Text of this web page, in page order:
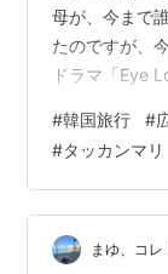
母が、今まで
たのですが、
ドラマ「Eye
『Instagram』
(?)アカウント
全てチェック
ラマを制覇す
ァンミーティ
#韓国旅行 #
#タッカンマリ
まゆ、コレ